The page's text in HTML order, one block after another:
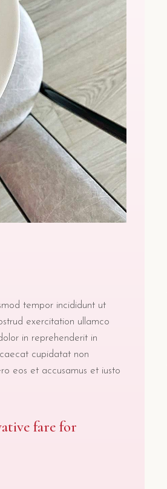
tempor incididunt ut
exercitation ullamco
in reprehenderit in
cupidatat non
eos et accusamus et iusto
fare for